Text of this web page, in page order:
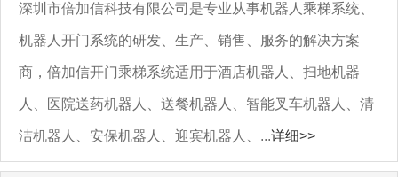
深圳市倍加信科技有限公司是专业从事机器人乘梯系统、
机器人开门系统的研发、生产、销售、服务的解决方案
商，倍加信开门乘梯系统适用于酒店机器人、扫地机器
人、医院送药机器人、送餐机器人、智能叉车机器人、清
洁机器人、安保机器人、迎宾机器人、...详细>>